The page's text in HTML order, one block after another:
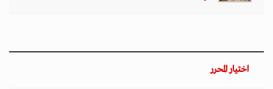
اختيار المحرر